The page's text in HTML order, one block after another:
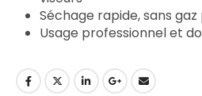
Séchage rapide, sans
Usage professionnel et